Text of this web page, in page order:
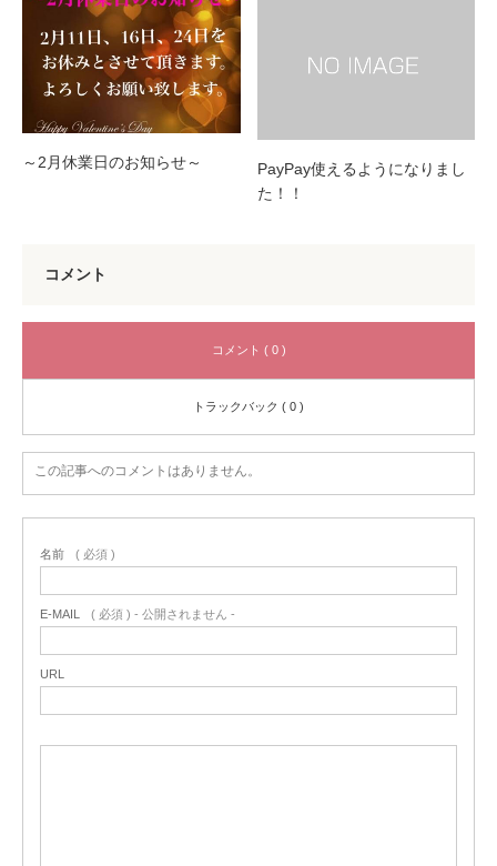
～2月休業日のお知らせ～
PayPay使えるようになりまし
た！！
コメント
コメント ( 0 )
トラックバック ( 0 )
この記事へのコメントはありません。
名前 ( 必須 )
E-MAIL ( 必須 ) - 公開されません -
URL